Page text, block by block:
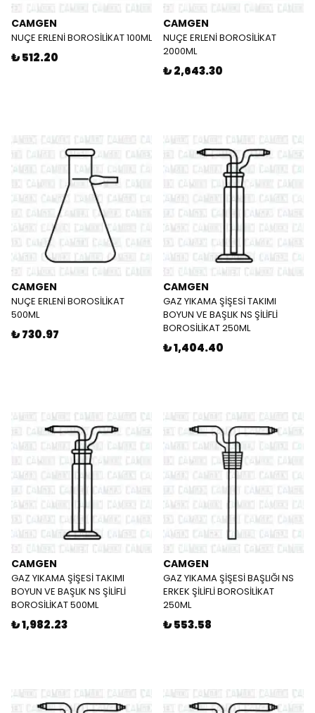
CAMGEN
NUÇE ERLENİ BOROSİLİKAT 100ML
₺ 512.20
CAMGEN
NUÇE ERLENİ BOROSİLİKAT
2000ML
₺ 2,643.30
CAMGEN
NUÇE ERLENİ BOROSİLİKAT
500ML
₺ 730.97
CAMGEN
GAZ YIKAMA ŞİŞESİ TAKIMI
BOYUN VE BAŞLIK NS ŞİLİFLİ
BOROSİLİKAT 250ML
₺ 1,404.40
CAMGEN
GAZ YIKAMA ŞİŞESİ TAKIMI
BOYUN VE BAŞLIK NS ŞİLİFLİ
BOROSİLİKAT 500ML
₺ 1,982.23
CAMGEN
GAZ YIKAMA ŞİŞESİ BAŞLIĞI NS
ERKEK ŞİLİFLİ BOROSİLİKAT
250ML
₺ 553.58